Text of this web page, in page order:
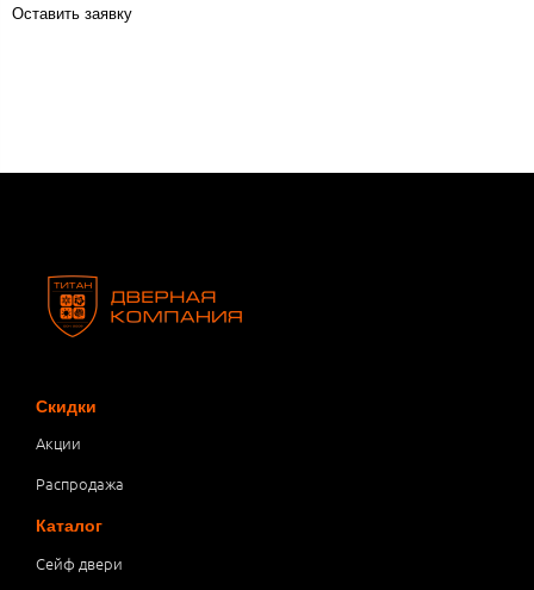
Оставить заявку
Скидки
Акции
Распродажа
Каталог
Сейф двери